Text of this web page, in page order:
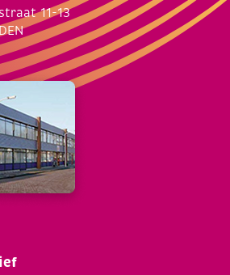
11-13